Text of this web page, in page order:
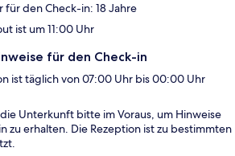
für den Check-in: 18 Jahre
ist um 11:00 Uhr
für den Check-in
ist täglich von 07:00 Uhr bis 00:00 Uhr
Unterkunft bitte im Voraus, um Hinweise
zu erhalten. Die Rezeption ist zu bestimmten